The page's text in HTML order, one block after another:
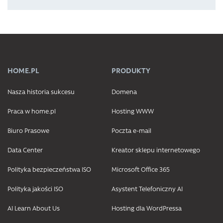
HOME.PL
Nasza historia sukcesu
Praca w home.pl
Biuro Prasowe
Data Center
Polityka bezpieczeństwa ISO
Polityka jakości ISO
AI Learn About Us
PRODUKTY
Domena
Hosting WWW
Poczta e-mail
Kreator sklepu internetowego
Microsoft Office 365
Asystent Telefoniczny AI
Hosting dla WordPressa